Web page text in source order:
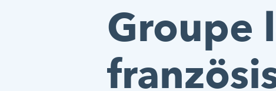
Groupe